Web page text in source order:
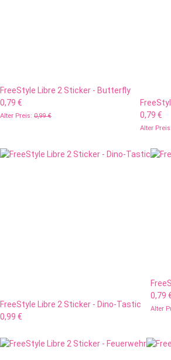
FreeStyle Libre 2 Sticker - Butterfly
0,79 €
Alter Preis: 0,99 €
0,79 €
Alter Preis:
FreeStyle Libre 2 Sticker - Dino-Tastic
0,99 €
0,79
Alter